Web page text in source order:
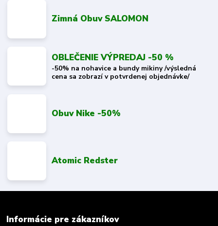
Zimná Obuv SALOMON
OBLEČENIE VÝPREDAJ -50 %
-50% na nohavice a bundy mikiny /výsledná
cena sa zobrazí v potvrdenej objednávke/
Obuv Nike -50%
Atomic Redster
Informácie pre zákazníkov